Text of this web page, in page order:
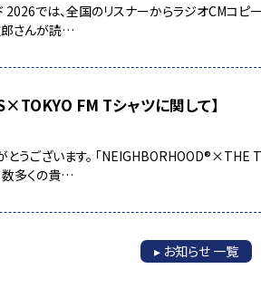
では、全国のリスナーからラジオCMコピ
郎さんが読…
FM Tシャツに関して】
うございます。 「NEIGHBORHOOD®×THE
数多くの貴…
▸ お知らせ 一覧